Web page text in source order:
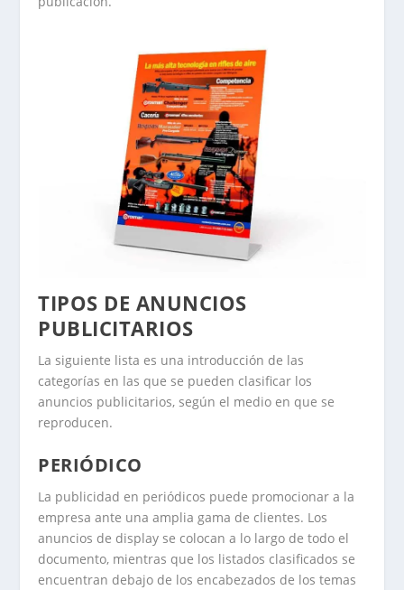
TIPOS DE ANUNCIOS
PUBLICITARIOS
La siguiente lista es una introducción de las
categorías en las que se pueden clasificar los
anuncios publicitarios, según el medio en que se
reproducen.
PERIÓDICO
La publicidad en periódicos puede promocionar a la
empresa ante una amplia gama de clientes. Los
anuncios de display se colocan a lo largo de todo el
documento, mientras que los listados clasificados se
encuentran debajo de los encabezados de los temas